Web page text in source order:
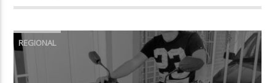
REGIONAL